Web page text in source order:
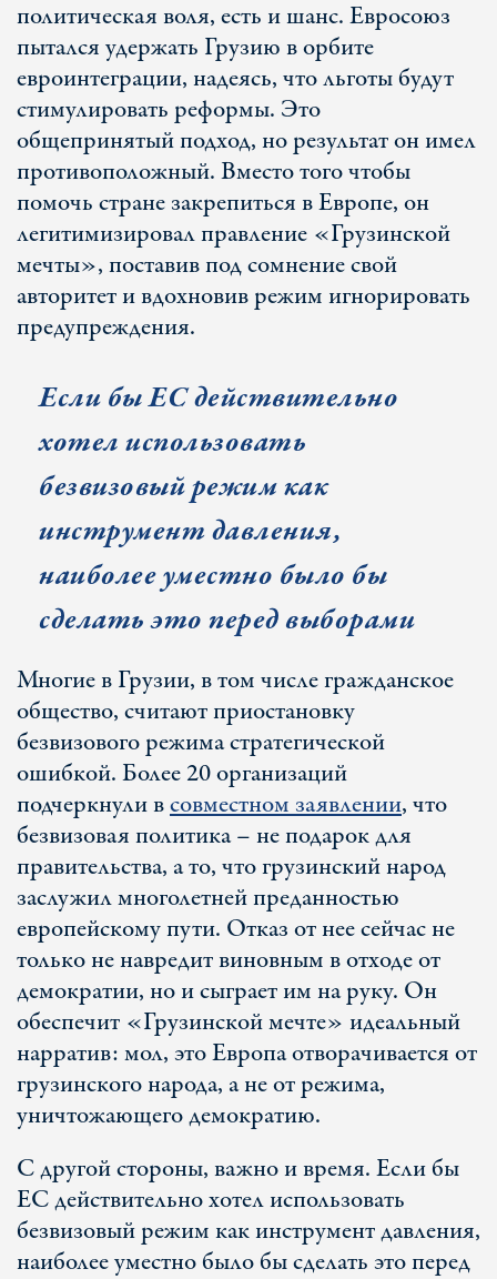
политическая воля, есть и шанс. Евросоюз
пытался удержать Грузию в орбите
евроинтеграции, надеясь, что льготы будут
стимулировать реформы. Это
общепринятый подход, но результат он имел
противоположный. Вместо того чтобы
помочь стране закрепиться в Европе, он
легитимизировал правление «Грузинской
мечты», поставив под сомнение свой
авторитет и вдохновив режим игнорировать
предупреждения.
Если бы ЕС действительно
хотел использовать
безвизовый режим как
инструмент давления,
наиболее уместно было бы
сделать это перед выборами
Многие в Грузии, в том числе гражданское
общество, считают приостановку
безвизового режима стратегической
ошибкой. Более 20 организаций
подчеркнули всовместном заявлении, что
безвизовая политика – не подарок для
правительства, а то, что грузинский народ
заслужил многолетней преданностью
европейскому пути. Отказ от нее сейчас не
только не навредит виновным в отходе от
демократии, но и сыграет им на руку. Он
обеспечит «Грузинской мечте» идеальный
нарратив: мол, это Европа отворачивается от
грузинского народа, а не от режима,
уничтожающего демократию.
С другой стороны, важно и время. Если бы
ЕС действительно хотел использовать
безвизовый режим как инструмент давления,
наиболее уместно было бы сделать это перед